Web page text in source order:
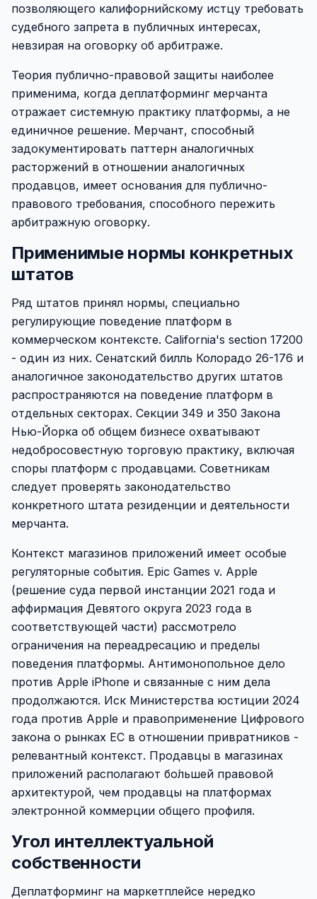
позволяющего калифорнийскому истцу требовать
судебного запрета в публичных интересах,
невзирая на оговорку об арбитраже.
Теория публично-правовой защиты наиболее
применима, когда деплатформинг мерчанта
отражает системную практику платформы, а не
единичное решение. Мерчант, способный
задокументировать паттерн аналогичных
расторжений в отношении аналогичных
продавцов, имеет основания для публично-
правового требования, способного пережить
арбитражную оговорку.
Применимые нормы конкретных
штатов
Ряд штатов принял нормы, специально
регулирующие поведение платформ в
коммерческом контексте. California's section 17200
- один из них. Сенатский билль Колорадо 26-176 и
аналогичное законодательство других штатов
распространяются на поведение платформ в
отдельных секторах. Секции 349 и 350 Закона
Нью-Йорка об общем бизнесе охватывают
недобросовестную торговую практику, включая
споры платформ с продавцами. Советникам
следует проверять законодательство
конкретного штата резиденции и деятельности
мерчанта.
Контекст магазинов приложений имеет особые
регуляторные события. Epic Games v. Apple
(решение суда первой инстанции 2021 года и
аффирмация Девятого округа 2023 года в
соответствующей части) рассмотрело
ограничения на переадресацию и пределы
поведения платформы. Антимонопольное дело
против Apple iPhone и связанные с ним дела
продолжаются. Иск Министерства юстиции 2024
года против Apple и правоприменение Цифрового
закона о рынках ЕС в отношении привратников -
релевантный контекст. Продавцы в магазинах
приложений располагают бо́льшей правовой
архитектурой, чем продавцы на платформах
электронной коммерции общего профиля.
Угол интеллектуальной
собственности
Деплатформинг на маркетплейсе нередко